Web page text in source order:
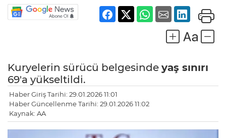
Kuryelerin sürücü belgesinde yaş sınırı
69'a yükseltildi.
Haber Giriş Tarihi: 29.01.2026 11:01
Haber Güncellenme Tarihi: 29.01.2026 11:02
Kaynak: AA